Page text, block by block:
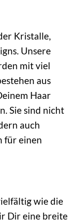
Kristalle,
Unsere
mit viel
aus
Haar
Sie sind nicht
auch
für einen
wie die
Dir eine breite